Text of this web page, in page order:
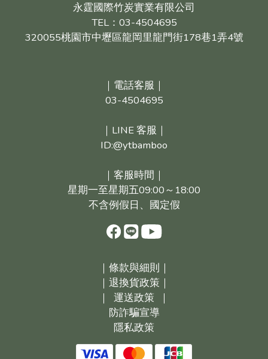
永霆國際竹炭實業有限公司
TEL：03-4504695
320055桃園市中壢區龍岡里龍門街178巷1弄4號
｜電話客服｜
03-4504695
｜LINE 客服｜
ID:@ytbamboo
｜客服時間｜
星期一至星期五09:00～18:00
不含例假日、國定假
｜ 條款與細則｜
｜ 退換貨政策｜
｜ 運送政策 ｜
防詐騙宣導
隱私政策